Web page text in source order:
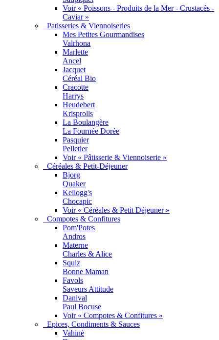
Voir « Poissons - Produits de la Mer - Crustacés -
Caviar »
Patisseries & Viennoiseries
Mes Petites Gourmandises
Valrhona
Marlette
Ancel
Jacquet
Céréal Bio
Cracotte
Harrys
Heudebert
Krisprolls
La Boulangère
La Fournée Dorée
Pasquier
Pelletier
Voir « Pâtisserie & Viennoiserie »
Céréales & Petit-Déjeuner
Bjorg
Quaker
Kellogg's
Chocapic
Voir « Céréales & Petit Déjeuner »
Compotes & Confitures
Pom'Potes
Andros
Materne
Charles & Alice
Squiz
Bonne Maman
Favols
Saveurs Attitude
Danival
Paul Bocuse
Voir « Compotes & Confitures »
Epices, Condiments & Sauces
Vahiné